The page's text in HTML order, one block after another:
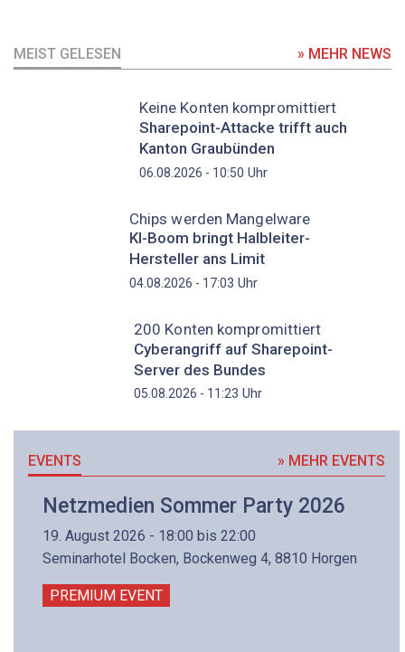
MEIST GELESEN » MEHR NEWS
Keine Konten kompromittiert
Sharepoint-Attacke trifft auch
Kanton Graubünden
06.08.2026 - 10:50 Uhr
Chips werden Mangelware
KI-Boom bringt Halbleiter-
Hersteller ans Limit
04.08.2026 - 17:03 Uhr
200 Konten kompromittiert
Cyberangriff auf Sharepoint-
Server des Bundes
05.08.2026 - 11:23 Uhr
EVENTS » MEHR EVENTS
Netzmedien Sommer Party 2026
19. August 2026 - 18:00 bis 22:00
Seminarhotel Bocken, Bockenweg 4, 8810 Horgen
PREMIUM EVENT